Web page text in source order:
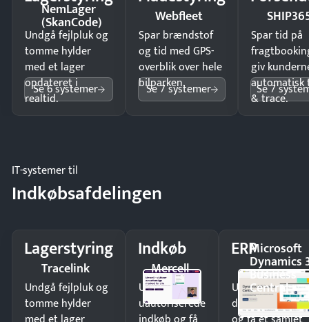
NemLager
(SkanCode)
Undgå fejlpluk og
tomme hylder
med et lager
opdateret i
realtid.
Se 6 systemer
Webfleet
Spar brændstof
og tid med GPS-
overblik over hele
bilparken.
Se 7 systemer
Spar tid på
giv
automatisk
& trace.
Se 7
IT-systemer til
Indkøbsafdelingen
Lagerstyring
Tracelink
Undgå fejlpluk og
tomme hylder
Indkøb
Mercell
Undgå
uautoriserede
ERPMicrosoft
Dynamics
Business
Central
Undgå